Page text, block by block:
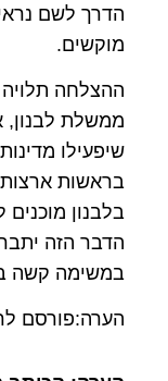
הדרך לשם
מוקשים.
ההצלחה
ממשלת לבנון,
שיפעילו
בראשות
בלבנון
הדבר הזה
במשימה קשה
הערה:פורסם